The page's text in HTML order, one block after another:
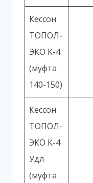
Кессон
ТОПОЛ-
ЭКО К-4
(муфта
140-150)
Кессон
ТОПОЛ-
ЭКО К-4
Удл
(муфта